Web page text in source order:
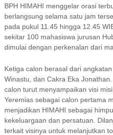
BPH HIMAHI menggelar orasi
berlangsung selama satu jam
pada pukul 11.45 hingga 12.45
sekitar 100 mahasiswa jurusan
dimulai dengan perkenalan dari
Ketiga calon berasal dari
Winastu, dan Cakra Eka
calon turut menyampaikan visi
Yeremias sebagai calon pertama
menjadikan HIMAHI sebagai
kekeluargaan dan persatuan.
terkait visinya untuk melanjutkan